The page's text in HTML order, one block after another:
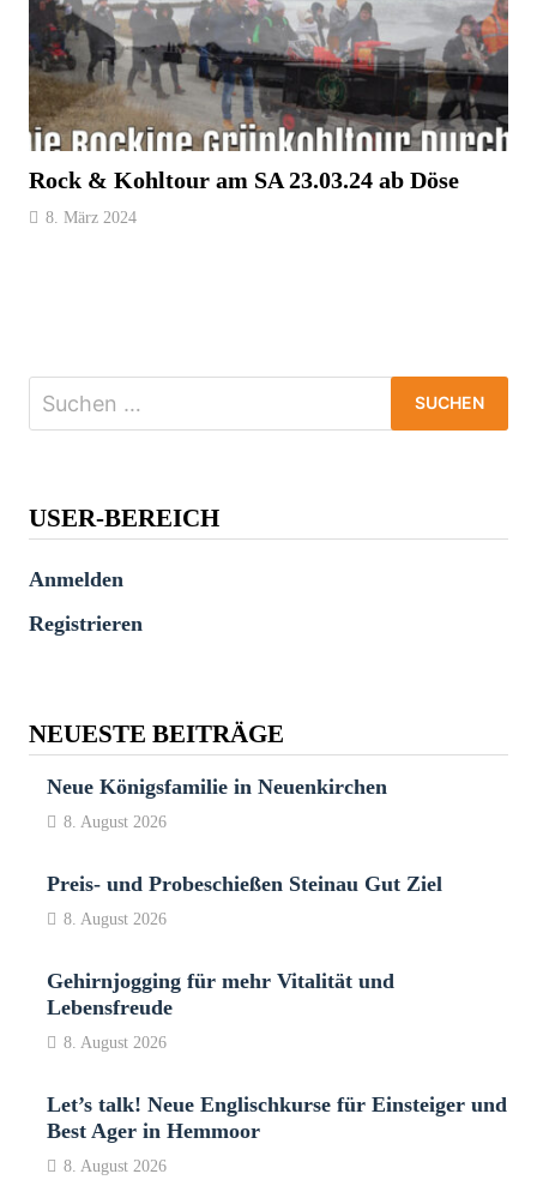
Rock & Kohltour am SA 23.03.24 ab Döse
8. März 2024
Suchen
USER-BEREICH
Anmelden
Registrieren
NEUESTE BEITRÄGE
Neue Königsfamilie in Neuenkirchen
8. August 2026
Preis- und Probeschießen Steinau Gut Ziel
8. August 2026
Gehirnjogging für mehr Vitalität und
Lebensfreude
8. August 2026
Let’s talk! Neue Englischkurse für Einsteiger und
Best Ager in Hemmoor
8. August 2026